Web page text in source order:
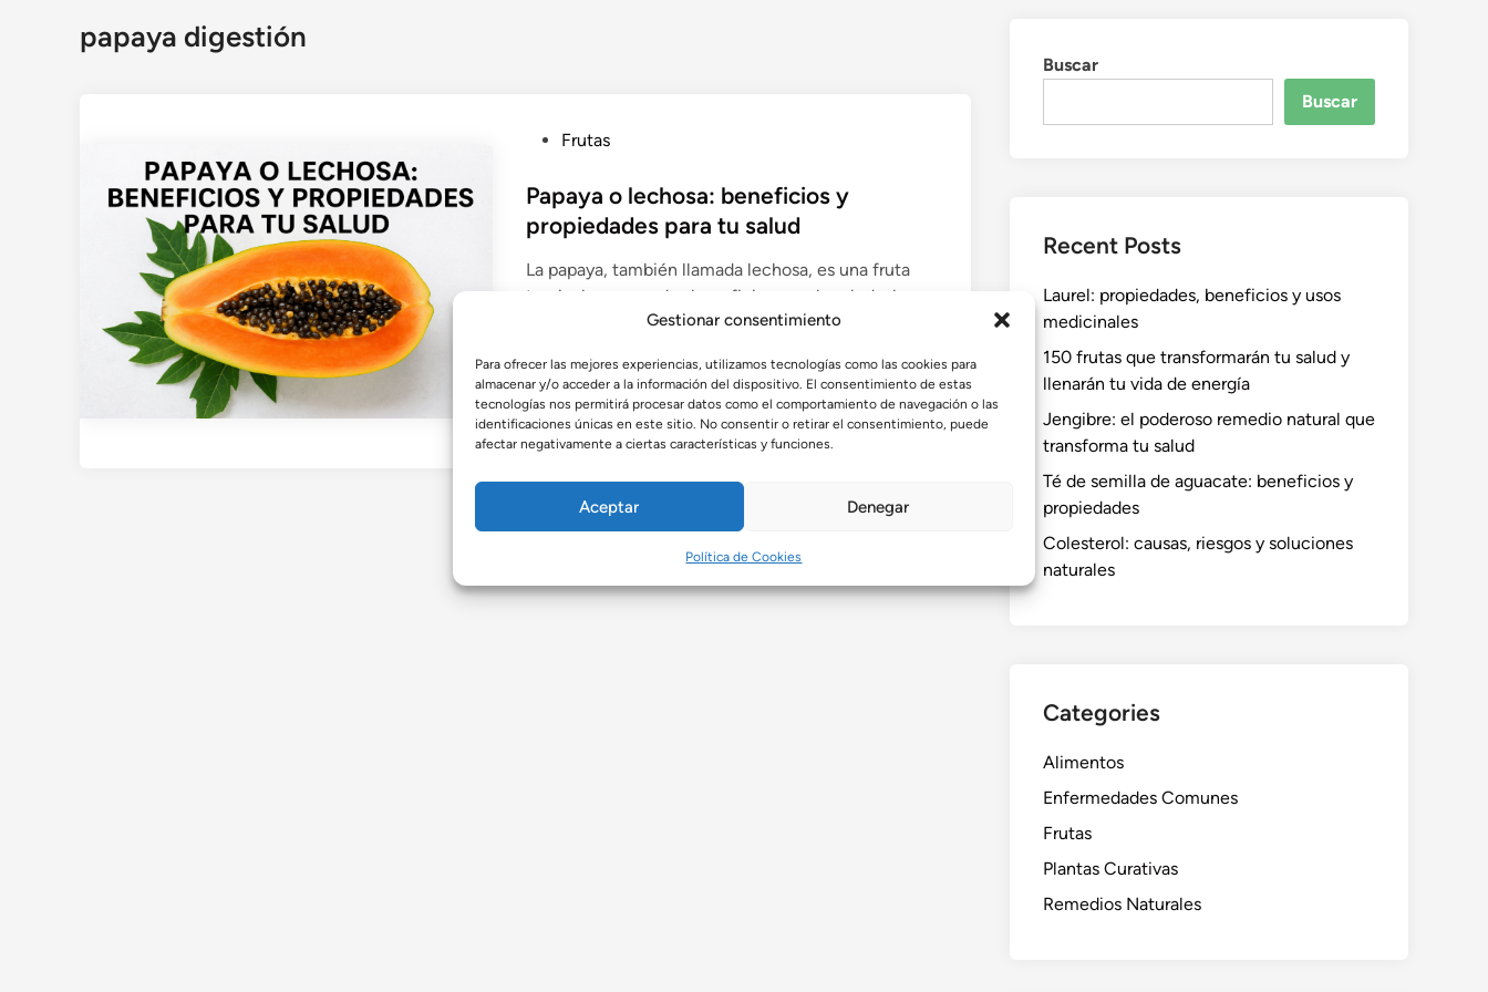
Gestionar consentimiento
Para ofrecer las mejores experiencias, utilizamos tecnologías como las cookies para
almacenar y/o acceder a la información del dispositivo. El consentimiento de estas
tecnologías nos permitirá procesar datos como el comportamiento de navegación o las
identificaciones únicas en este sitio. No consentir o retirar el consentimiento, puede
afectar negativamente a ciertas características y funciones.
Aceptar Denegar
Política de Cookies
papaya digestión
b
l
i
c
a
e
n
Frutas
Papaya o lechosa: beneficios y
propiedades para tu salud
La papaya, también llamada lechosa, es una fruta
tropical con grandes beneficios para la salud y la
belleza. Rica en enzimas, vitaminas y antioxidantes,
embellece la piel.
porAdmin • agosto 23, 2025
Buscar
Buscar
Recent Posts
Laurel: propiedades, beneficios y usos
medicinales
150 frutas que transformarán tu salud y
llenarán tu vida de energía
Jengibre: el poderoso remedio natural que
transforma tu salud
Té de semilla de aguacate: beneficios y
propiedades
Colesterol: causas, riesgos y soluciones
naturales
Categories
Alimentos
Enfermedades Comunes
Frutas
Plantas Curativas
Remedios Naturales